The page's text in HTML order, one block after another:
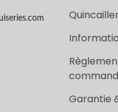
Garantie